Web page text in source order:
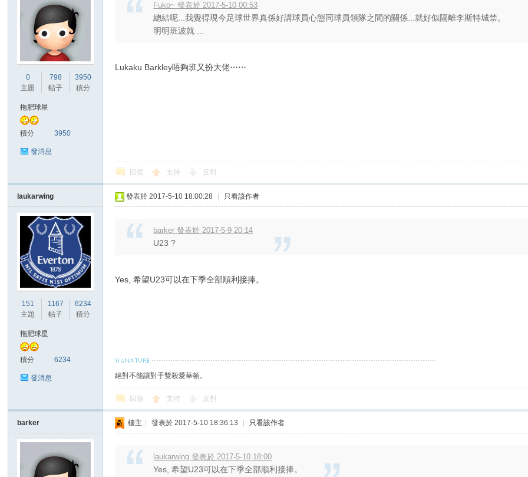
0
主題
798
帖子
3950
積分
拖肥球星
積分 3950
發消息
Fuko~ 發表於 2017-5-10 00:53
總結呢...我覺得現今足球世界真係好講球員心態同球員領隊之間的關係...就好似隔離李斯特城禁。
明明班波就 ...
Lukaku Barkley唔夠班又扮大佬⋯⋯
回復 支持 反對
laukarwing
151
主題
1167
帖子
6234
積分
拖肥球星
積分 6234
發消息
發表於 2017-5-10 18:00:28 只看該作者
barker 發表於 2017-5-9 20:14
U23 ?
Yes, 希望U23可以在下季全部順利接捧。
絕對不能讓對手雙殺愛華頓。
回復 支持 反對
barker 樓主 發表於 2017-5-10 18:36:13 只看該作者
laukarwing 發表於 2017-5-10 18:00
Yes, 希望U23可以在下季全部順利接捧。